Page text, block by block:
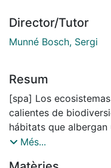
Director/Tutor
Munné Bosch, Sergi
Resum
[spa] Los ecosistemas de alta montaña son puntos
calientes de
hábitats que
únicas. El clima por
Més...